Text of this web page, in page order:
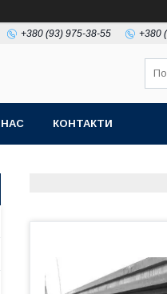
+380 (93) 975-38-55 +380
КОНТАКТИ